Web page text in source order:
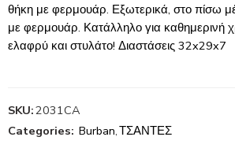
θήκη με φερμουάρ. Εξωτερικά, στο πίσω
με φερμουάρ. Κατάλληλο για καθημερινή
ελαφρύ και στυλάτο! Διαστάσεις 32x29x7
SKU:2031CA
Categories: Burban,ΤΣΑΝΤΕΣ